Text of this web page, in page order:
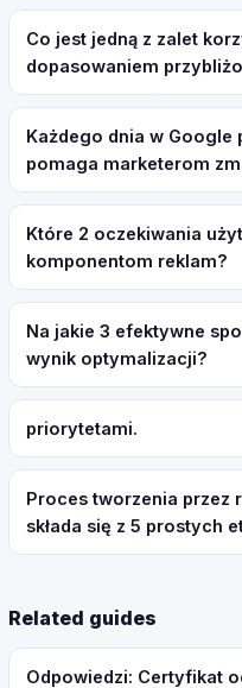
Co jest jedną z zalet
dopasowaniem
Każdego dnia w Google
pomaga marketerom
Które 2 oczekiwania
komponentom reklam?
Na jakie 3 efektywne
wynik optymalizacji?
priorytetami.
Proces tworzenia przez
składa się z 5 prostych
Related guides
Odpowiedzi: Certyfikat